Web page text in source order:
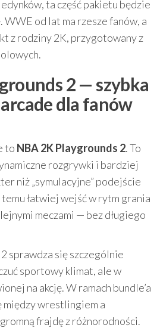
ta część pakietu będzie
WWE od lat ma rzesze fanów, a
z rodziny 2K, przygotowany z
2 — szybka
dla fanów
to NBA 2K Playgrounds 2. To
rozgrywki i bardziej
niż „symulacyjne” podejście
łatwiej wejść w rytm grania
meczami — bez długiego
sprawdza się szczególnie
sportowy klimat, ale w
na akcję. W ramach bundle’a
między wrestlingiem a
frajdę z różnorodności.